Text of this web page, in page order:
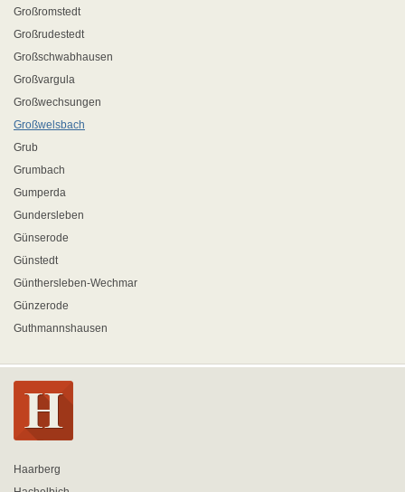
Großromstedt
Großrudestedt
Großschwabhausen
Großvargula
Großwechsungen
Großwelsbach
Grub
Grumbach
Gumperda
Gundersleben
Günserode
Günstedt
Günthersleben-Wechmar
Günzerode
Guthmannshausen
Haarberg